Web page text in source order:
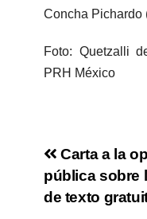
Concha Pichardo
Foto: Quetzalli
PRH México
Carta a la
pública sobre
de texto